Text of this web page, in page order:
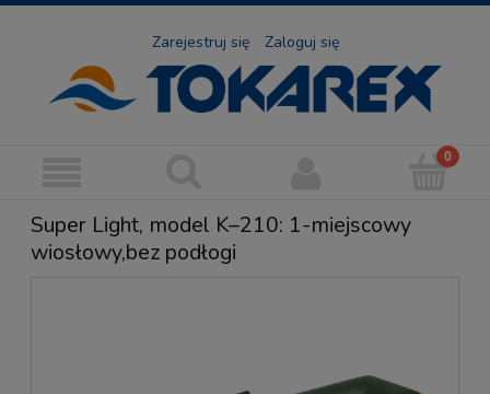
Zarejestruj się Zaloguj się
Super Light, model K–210: 1-miejscowy
wiosłowy,bez podłogi